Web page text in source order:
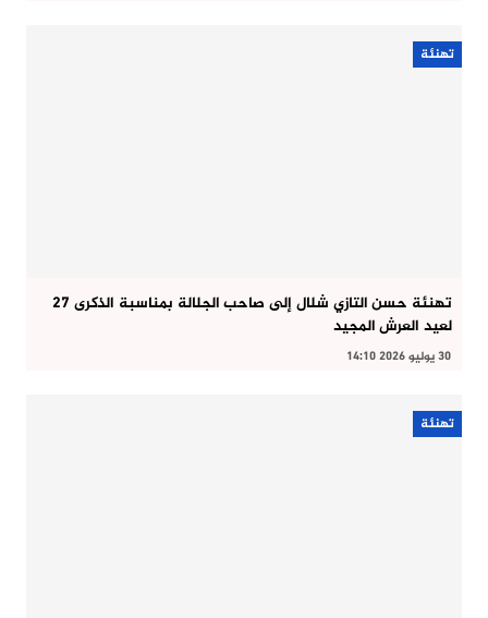
تهنئة
تهنئة حسن التازي شلال إلى صاحب الجلالة بمناسبة الذكرى 27
لعيد العرش المجيد
30 يوليو 2026 14:10
تهنئة